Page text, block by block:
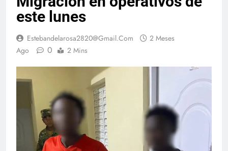
este lunes
Estebandelarosa2820@gmail.com
2 Meses
Ago
0 2 Mins